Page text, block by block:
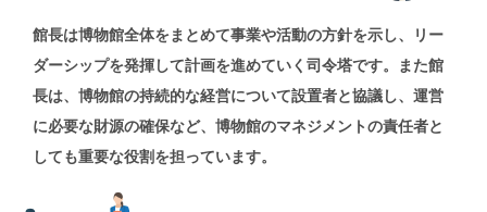
館長は博物館全体をまとめて事業や活動の方針を示し、リー
ダーシップを発揮して計画を進めていく司令塔です。また館
長は、博物館の持続的な経営について設置者と協議し、運営
に必要な財源の確保など、博物館のマネジメントの責任者と
しても重要な役割を担っています。